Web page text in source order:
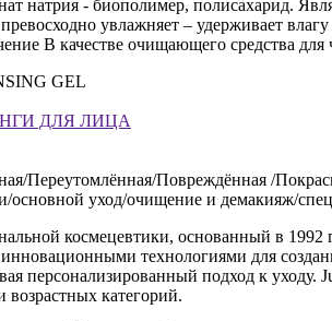
натрия - биополимер, полисахарид.
увлажняет – удерживает
В качестве очищающего средства
GEL
ДЛЯ ЛИЦА
Переутомлённая/Повреждённая /
основной уход/очищение и демакияж/
космецевтики, основанный в
технологиями для
персонализированный подход к
категорий.